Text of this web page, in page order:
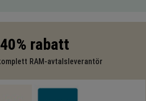
40% rabatt
RAM-avtalsleverantör